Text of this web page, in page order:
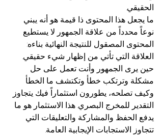
الحقيقي.
ما يجعل هذا المحتوى ذا قيمة هو أنه يبني
نوعاً محدداً من علاقة الجمهور لا يستطيع
المحتوى المصقول للنتيجة النهائية بناءه:
العلاقة التي تأتي من إظهار شيء حقيقي.
حين يرى الجمهور وأنت تعمل على حل
مشكلة وترتكب خطأ وتكتشف ما الخطأ
وكيف تصلحه، يطورون استثماراً فيك يتجاوز
التقدير للمخرج البصري. هذا الاستثمار هو ما
يدفع الحفظ والمشاركة والتعليقات التي
تتجاوز الاستجابات الإيجابية العامة.